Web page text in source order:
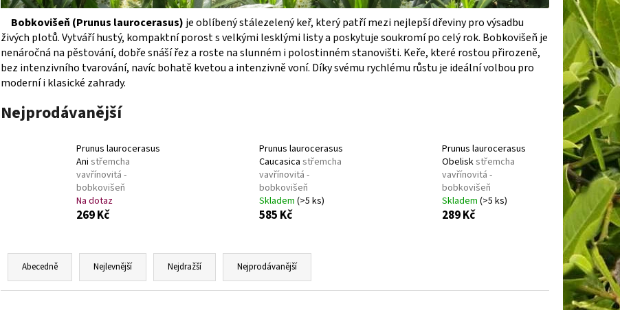
Bobkovišeň (Prunus laurocerasus) je oblíbený stálezelený keř, který patří mezi nejlepší dřeviny pro výsadbu
živých plotů. Vytváří hustý, kompaktní porost s velkými lesklými listy a poskytuje soukromí po celý rok. Bobkovišeň je
nenáročná na pěstování, dobře snáší řez a roste na slunném i polostinném stanovišti. Keře, které rostou přirozeně,
bez intenzivního tvarování, navíc bohatě kvetou a intenzivně voní. Díky svému rychlému růstu je ideální volbou pro
moderní i klasické zahrady.
Nejprodávanější
Prunus laurocerasus
Ani střemcha
vavřínovitá -
bobkovišeň
Na dotaz
269 Kč
Prunus laurocerasus
Caucasica střemcha
vavřínovitá -
bobkovišeň
Skladem (>5 ks)
585 Kč
Prunus laurocerasus
Obeliskstřemcha
vavřínovitá -
bobkovišeň
Skladem (>5 ks)
289 Kč
Ř
z
Abecedně Nejlevnější Nejdražší Nejprodávanější
249 Kč
143 Kč